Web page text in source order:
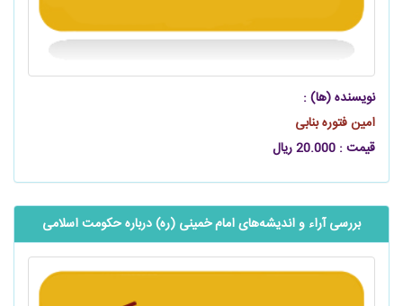
نویسنده (ها) :
امین فتوره بنابی
قیمت : 20.000 ریال
بررسی آراء و اندیشه‌های امام خمینی (ره) درباره حکومت اسلامی